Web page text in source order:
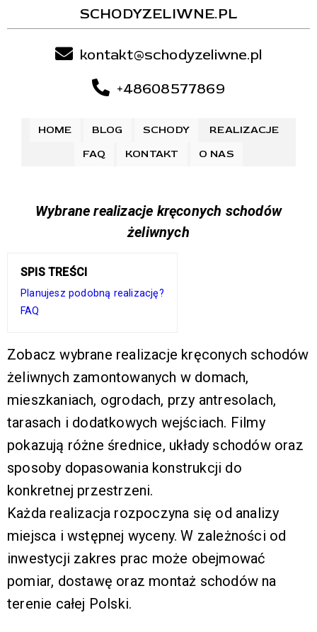
SCHODYZELIWNE.PL
kontakt@schodyzeliwne.pl
+48608577869
HOME BLOG SCHODY
REALIZACJE
FAQ
KONTAKT O NAS
Wybrane realizacje kręconych schodów
żeliwnych
SPIS TREŚCI
Planujesz podobną realizację?
FAQ
Zobacz wybrane realizacje kręconych schodów
żeliwnych zamontowanych w domach,
mieszkaniach, ogrodach, przy antresolach,
tarasach i dodatkowych wejściach. Filmy
pokazują różne średnice, układy schodów oraz
sposoby dopasowania konstrukcji do
konkretnej przestrzeni.
Każda realizacja rozpoczyna się od analizy
miejsca i wstępnej wyceny. W zależności od
inwestycji zakres prac może obejmować
pomiar, dostawę oraz montaż schodów na
terenie całej Polski.